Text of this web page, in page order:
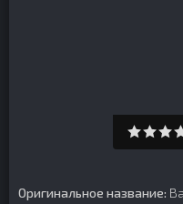
Оригинальное название: